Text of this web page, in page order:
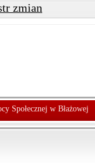
zmian
Społecznej w Błażowej